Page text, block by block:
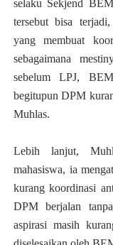
selaku Sekjend
tersebut bisa
yang membuat
sebagaimana
sebelum LPJ,
begitupun DPM
Muhlas.
Lebih lanjut,
mahasiswa, ia
kurang koordinasi
DPM berjalan
aspirasi masih